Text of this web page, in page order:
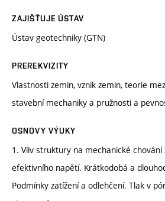
ZAJIŠŤUJE ÚSTAV
Ústav geotechniky (GTN)
PREREKVIZITY
Vlastnosti zemin, vznik zemin, teorie
stavební mechaniky a pružnosti a
OSNOVY VÝUKY
1. Vliv struktury na mechanické chování
efektivního napětí. Krátkodobá a
Podmínky zatížení a odlehčení. Tlak v